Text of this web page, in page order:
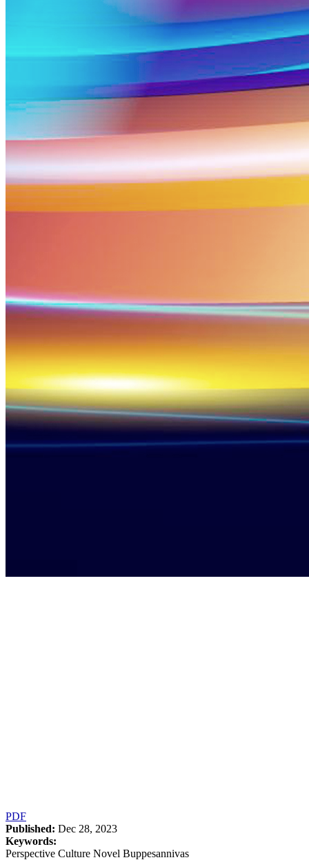
PDF
Published: Dec 28, 2023
Keywords:
Perspective Culture Novel Buppesannivas